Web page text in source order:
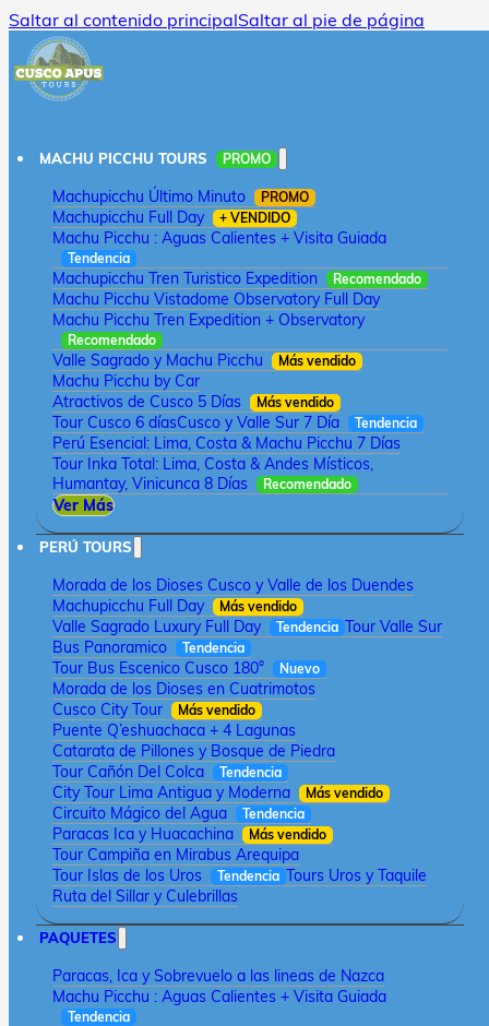
Saltar al contenido principalSaltar al pie de página
MACHU PICCHU TOURS PROMO
Machupicchu Último Minuto PROMO
Machupicchu Full Day + VENDIDO
Machu Picchu : Aguas Calientes + Visita Guiada
Tendencia
Machupicchu Tren Turistico Expedition Recomendado
Machu Picchu Vistadome Observatory Full Day
Machu Picchu Tren Expedition + Observatory
Recomendado
Valle Sagrado y Machu Picchu Más vendido
Machu Picchu by Car
Atractivos de Cusco 5 Días
Más vendido
Tour Cusco 6 díasCusco y Valle Sur 7 Día Tendencia
Perú Esencial: Lima, Costa & Machu Picchu 7 Días
Tour Inka Total: Lima, Costa & Andes Místicos,
Humantay, Vinicunca 8 Días
Recomendado
Ver Más
PERÚ TOURS
Morada de los Dioses Cusco y Valle de los Duendes
Machupicchu Full Day
Más vendido
Valle Sagrado Luxury Full Day Tendencia Tour Valle Sur
Bus Panoramico
Tendencia
Tour Bus Escenico Cusco 180° Nuevo
Morada de los Dioses en Cuatrimotos
Cusco City Tour
Más vendido
Puente Q’eshuachaca + 4 Lagunas
Catarata de Pillones y Bosque de Piedra
Tour Cañón Del Colca
Tendencia
City Tour Lima Antigua y Moderna Más vendido
Circuito Mágico del Agua Tendencia
Paracas Ica y Huacachina Más vendido
Tour Campiña en Mirabus Arequipa
Tour Islas de los Uros
Tendencia Tours Uros y Taquile
Ruta del Sillar y Culebrillas
PAQUETES
Paracas, Ica y Sobrevuelo a las lineas de Nazca
Machu Picchu : Aguas Calientes + Visita Guiada
Tendencia